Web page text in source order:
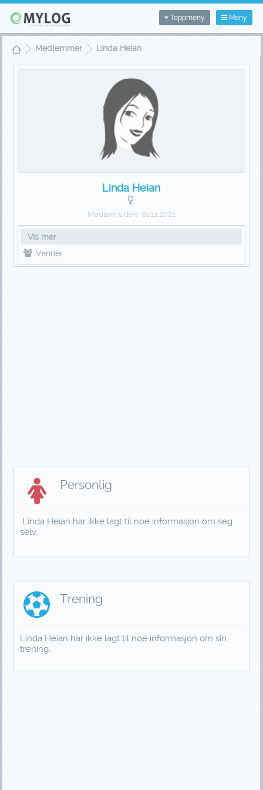
Meny
Toppmeny
Medlemmer Linda Heian
Linda Heian
Medlem siden: 01.11.2021
Vis mer
Venner
Personlig
Linda Heian har ikke lagt til noe informasjon om seg
selv.
Trening
Linda Heian har ikke lagt til noe informasjon om sin
trening.